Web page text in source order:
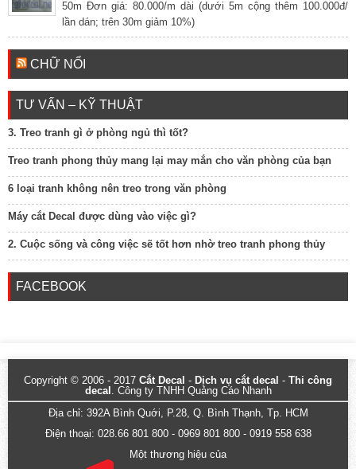
50m Đơn giá: 80.000/m dài (dưới 5m cộng thêm 100.000đ/
lần dán; trên 30m giảm 10%)
CHỮ NỔI
TƯ VẤN – KỸ THUẬT
3. Treo tranh gì ở phòng ngủ thì tốt?
Treo tranh phong thủy mang lại may mắn cho văn phòng của bạn
6 loại tranh không nên treo trong văn phòng
Máy cắt Decal được dùng vào việc gì?
2. Cuộc sống và công việc sẽ tốt hơn nhờ treo tranh phong thủy
FACEBOOK
Copyright © 2006 - 2017 Cắt Decal - Dịch vụ cắt decal - Thi công
decal . Công ty TNHH Quảng Cáo Nhanh
Địa chỉ: 392A Bình Quới, P.28, Q. Bình Thạnh, Tp. HCM
Điện thoại: 028.66 801 800 - 0969 801 800 - 0919 558 638
Một thương hiệu của